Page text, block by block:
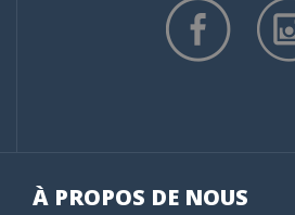
À PROPOS DE NOUS